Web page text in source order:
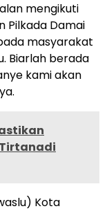
mengikuti
Pilkada Damai
masyarakat
Biarlah berada
kami akan
Tirtanadi
Kota